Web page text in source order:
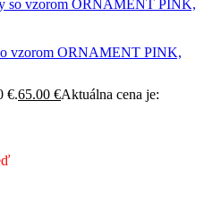
vzorom ORNAMENT PINK,
€.65.00 €Aktuálna cena je: